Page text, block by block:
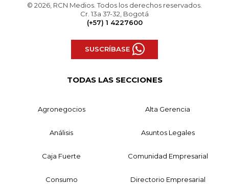
© 2026, RCN Medios. Todos los derechos reservados.
Cr. 13a 37-32, Bogotá
(+57) 1 4227600
SUSCRÍBASE
TODAS LAS SECCIONES
Agronegocios Alta Gerencia
Análisis Asuntos Legales
Caja Fuerte Comunidad Empresarial
Consumo Directorio Empresarial